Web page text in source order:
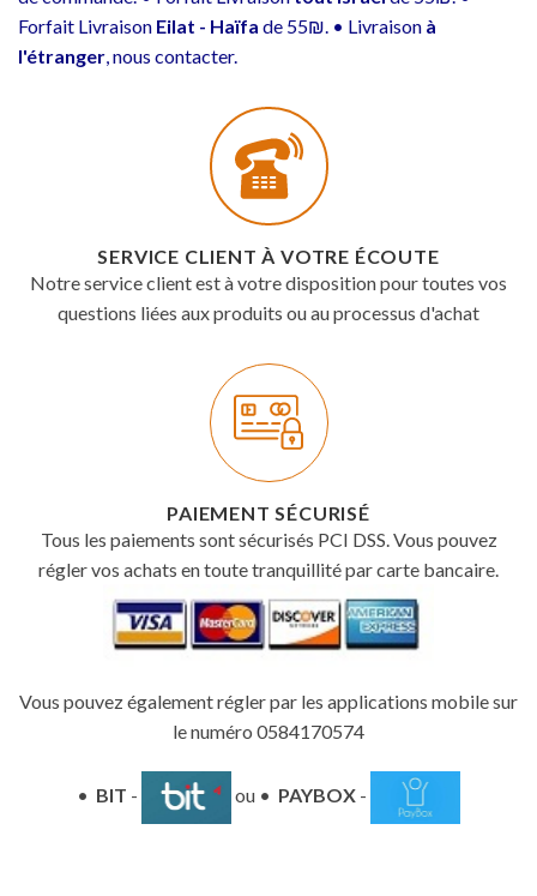
Forfait Livraison Eilat - Haïfa de 55₪. • Livraison à
l'étranger , nous contacter.
SERVICE CLIENT À VOTRE ÉCOUTE
Notre service client est à votre disposition pour toutes vos
questions liées aux produits ou au processus d'achat
PAIEMENT SÉCURISÉ
Tous les paiements sont sécurisés PCI DSS. Vous pouvez
régler vos achats en toute tranquillité par carte bancaire.
Vous pouvez également régler par les applications mobile sur
le numéro 0584170574
• BIT - ou • PAYBOX -